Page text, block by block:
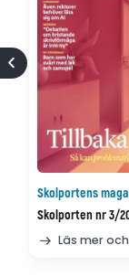
Skolportens
Skolporten nr 3/
Läs mer